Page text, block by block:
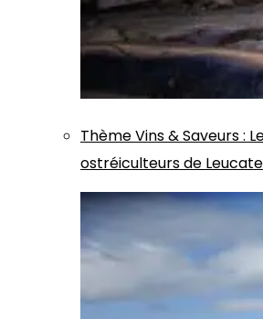
ThèmeVins & Saveurs:
ostréiculteurs de Leucate